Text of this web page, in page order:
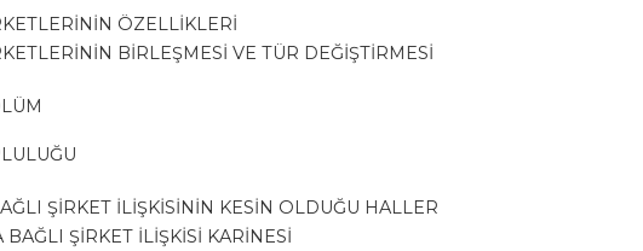
ÖZELLİKLERİ
BİRLEŞMESİ VE TÜR DEĞİŞTİRMESİ
ŞİRKET İLİŞKİSİNİN KESİN OLDUĞU HALLER
BAĞLI ŞİRKET İLİŞKİSİ KARİNESİ